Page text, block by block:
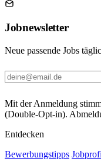
Jobnewsletter
Neue passende Jobs
Mit der Anmeldung
(Double-Opt-in).
Entdecken
Bewerbungstipps